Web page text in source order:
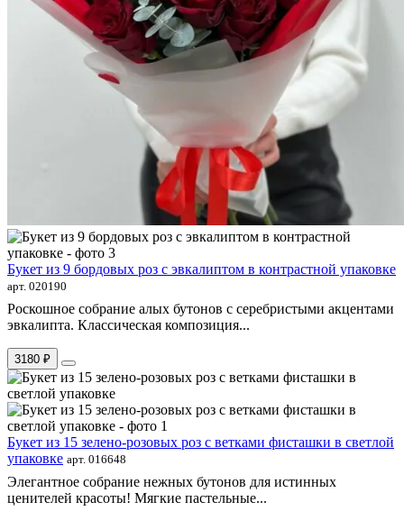
Букет из 9 бордовых роз с эвкалиптом в контрастной упаковке
арт. 020190
Роскошное собрание алых бутонов с серебристыми акцентами
эвкалипта. Классическая композиция...
3180 ₽
Букет из 15 зелено-розовых роз с ветками фисташки в светлой
упаковке арт. 016648
Элегантное собрание нежных бутонов для истинных
ценителей красоты! Мягкие пастельные...